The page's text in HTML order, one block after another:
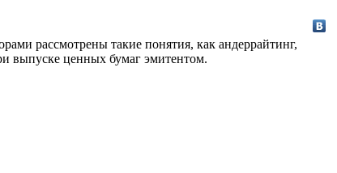
рассмотрены такие понятия, как андеррайтинг,
выпуске ценных бумаг эмитентом.